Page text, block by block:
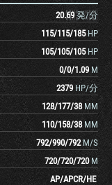
20.69 発/分
115/115/185 HP
105/105/105 HP
0/0/1.09 M
2379 HP/分
128/177/38 MM
110/158/38 MM
792/990/792 M/S
720/720/720 M
AP/APCR/HE